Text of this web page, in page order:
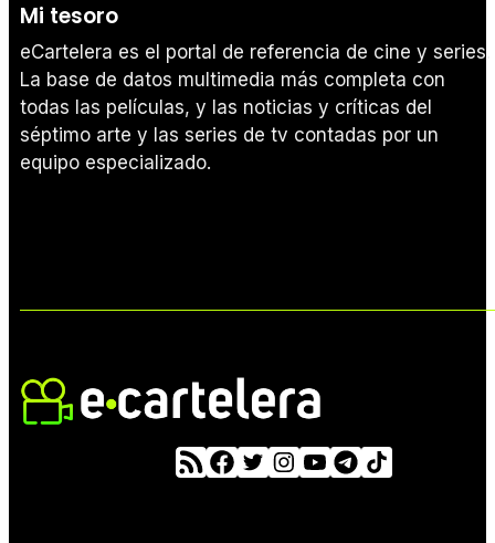
Mi tesoro
eCartelera es el portal de referencia de cine y series.
La base de datos multimedia más completa con
todas las películas, y las noticias y críticas del
séptimo arte y las series de tv contadas por un
equipo especializado.